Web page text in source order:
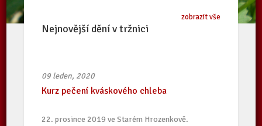
Nejnovější dění v tržnici
zobrazit vše
09 leden, 2020
Kurz pečení kváskového chleba
22. prosince 2019 ve Starém Hrozenkově.